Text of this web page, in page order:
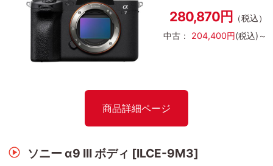
280,870円 （税込）
中古： 204,400円(税込)～
商品詳細ページ
ソニー α9 III ボディ [ILCE-9M3]